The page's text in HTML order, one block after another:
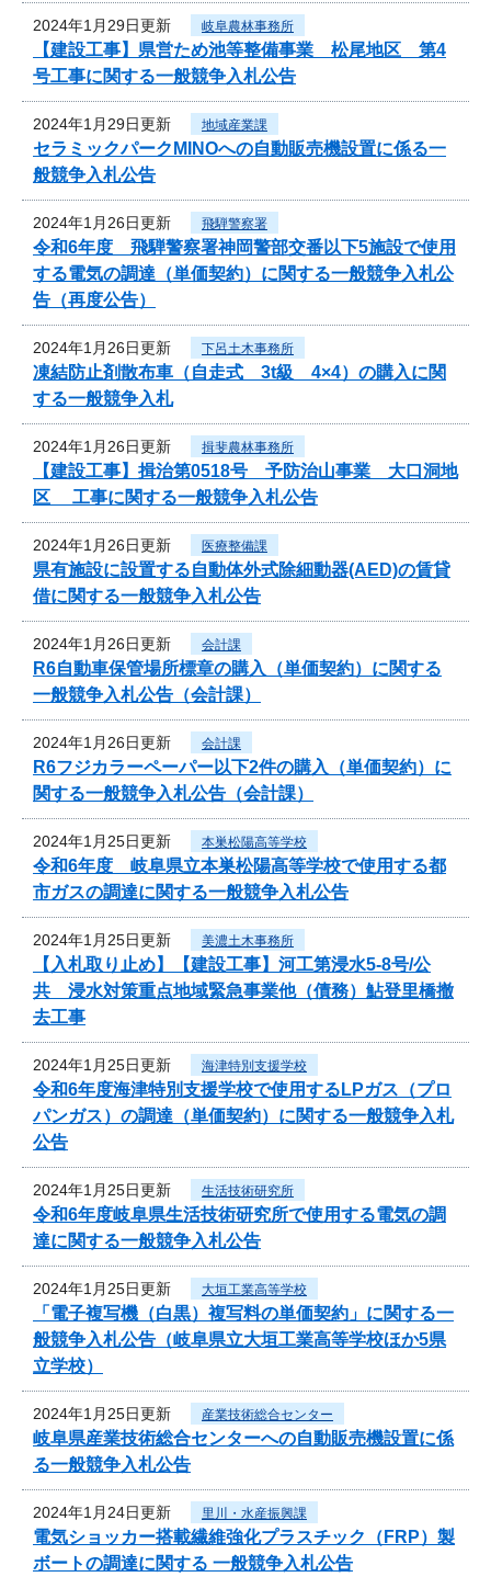
2024年1月29日更新 岐阜農林事務所
【建設工事】県営ため池等整備事業 松尾地区 第4
号工事に関する一般競争入札公告
2024年1月29日更新 地域産業課
セラミックパークMINOへの自動販売機設置に係る一
般競争入札公告
2024年1月26日更新 飛騨警察署
令和6年度 飛騨警察署神岡警部交番以下5施設で使用
する電気の調達（単価契約）に関する一般競争入札公
告（再度公告）
2024年1月26日更新 下呂土木事務所
凍結防止剤散布車（自走式 3t級 4×4）の購入に関
する一般競争入札
2024年1月26日更新 揖斐農林事務所
【建設工事】揖治第0518号 予防治山事業 大口洞地
区 工事に関する一般競争入札公告
2024年1月26日更新 医療整備課
県有施設に設置する自動体外式除細動器(AED)の賃貸
借に関する一般競争入札公告
2024年1月26日更新 会計課
R6自動車保管場所標章の購入（単価契約）に関する
一般競争入札公告（会計課）
2024年1月26日更新 会計課
R6フジカラーペーパー以下2件の購入（単価契約）に
関する一般競争入札公告（会計課）
2024年1月25日更新 本巣松陽高等学校
令和6年度 岐阜県立本巣松陽高等学校で使用する都
市ガスの調達に関する一般競争入札公告
2024年1月25日更新 美濃土木事務所
【入札取り止め】【建設工事】河工第浸水5-8号/公
共 浸水対策重点地域緊急事業他（債務）鮎登里橋撤
去工事
2024年1月25日更新 海津特別支援学校
令和6年度海津特別支援学校で使用するLPガス（プロ
パンガス）の調達（単価契約）に関する一般競争入札
公告
2024年1月25日更新 生活技術研究所
令和6年度岐阜県生活技術研究所で使用する電気の調
達に関する一般競争入札公告
2024年1月25日更新 大垣工業高等学校
「電子複写機（白黒）複写料の単価契約」に関する一
般競争入札公告（岐阜県立大垣工業高等学校ほか5県
立学校）
2024年1月25日更新 産業技術総合センター
岐阜県産業技術総合センターへの自動販売機設置に係
る一般競争入札公告
2024年1月24日更新 里川・水産振興課
電気ショッカー搭載繊維強化プラスチック（FRP）製
ボートの調達に関する 一般競争入札公告